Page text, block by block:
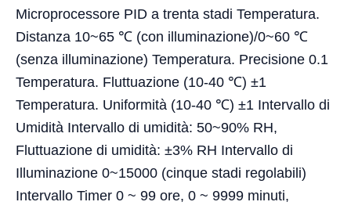
Microprocessore PID a trenta stadi Temperatura.
Distanza 10~65 ℃ (con illuminazione)/0~60 ℃
(senza illuminazione) Temperatura. Precisione 0.1
Temperatura. Fluttuazione (10-40 ℃) ±1
Temperatura. Uniformità (10-40 ℃) ±1 Intervallo di
Umidità Intervallo di umidità: 50~90% RH,
Fluttuazione di umidità: ±3% RH Intervallo di
Illuminazione 0~15000 (cinque stadi regolabili)
Intervallo Timer 0 ~ 99 ore, 0 ~ 9999 minuti,